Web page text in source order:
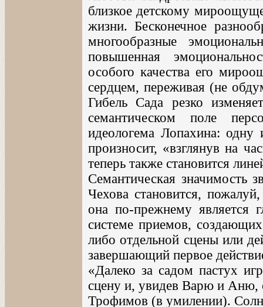
близкое детскому
жизни. Бесконечное
многообразные
повышенная
особого качества его
сердцем, переживая (не
Гибель Сада резко
семантическом поле
идеологема Лопахина: одну
произносит, «взглянув на
теперь также становится
Семантическая значимость
Чехова становится,
она по-прежнему является
системе приемов,
либо отдельной сцены или
завершающий первое
«Далеко за садом пастух
сцену и, увидев Варю и Аню,
Трофимов (в умилении).